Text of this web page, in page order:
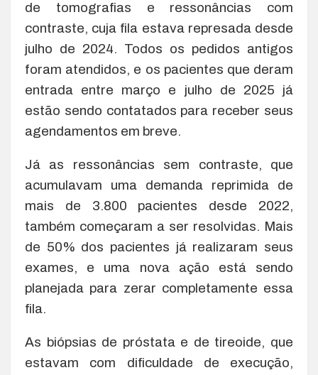
de tomografias e ressonâncias com
contraste, cuja fila estava represada desde
julho de 2024. Todos os pedidos antigos
foram atendidos, e os pacientes que deram
entrada entre março e julho de 2025 já
estão sendo contatados para receber seus
agendamentos em breve.
Já as ressonâncias sem contraste, que
acumulavam uma demanda reprimida de
mais de 3.800 pacientes desde 2022,
também começaram a ser resolvidas. Mais
de 50% dos pacientes já realizaram seus
exames, e uma nova ação está sendo
planejada para zerar completamente essa
fila.
As biópsias de próstata e de tireoide, que
estavam com dificuldade de execução,